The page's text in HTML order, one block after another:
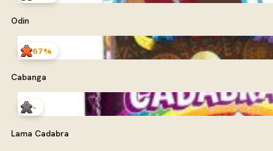
Odin
67%
Cabanga
-
Lama Cadabra